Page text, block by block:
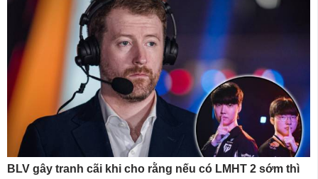
BLV gây tranh cãi khi cho rằng nếu có LMHT 2 sớm thì